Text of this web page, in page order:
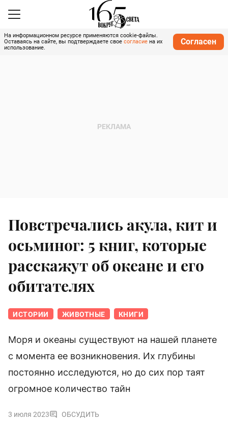
На информационном ресурсе применяются cookie-файлы.
Оставаясь на сайте, вы подтверждаете свое согласие на их
использование.
Согласен
Повстречались акула, кит и
осьминог: 5 книг, которые
расскажут об океане и его
обитателях
ИСТОРИИ ЖИВОТНЫЕ КНИГИ
Моря и океаны существуют на нашей планете
с момента ее возникновения. Их глубины
постоянно исследуются, но до сих пор таят
огромное количество тайн
3 июля 2023 ОБСУДИТЬ